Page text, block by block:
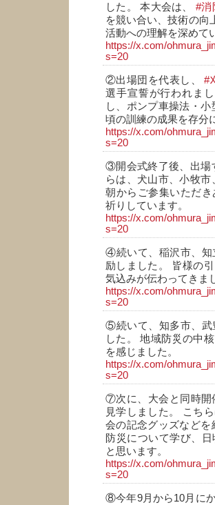
した。 本大会は、 #消
を競い合い、技術の
活動への理解を深めて
https://x.com/
s=20
②出場団を代表し、#
選手宣誓が行われま
し、ポンプ車操法・
頃の訓練の成果を存分
https://x.com/
s=20
③開会式終了後、出場
らは、犬山市、小牧
朝からご参集いただ
祈りしています。
https://x.com/
s=20
④続いて、稲沢市、知
励しました。 皆様の
気込みが伝わってきま
https://x.com/
s=20
⑤続いて、知多市、武
した。 地域防災の中
を感じました。
https://x.com/
s=20
⑦次に、大会と同時開
見学しました。 こち
会の記念グッズなど
防災について学び、
と思います。
https://x.com/
s=20
⑧今年9月から10月に